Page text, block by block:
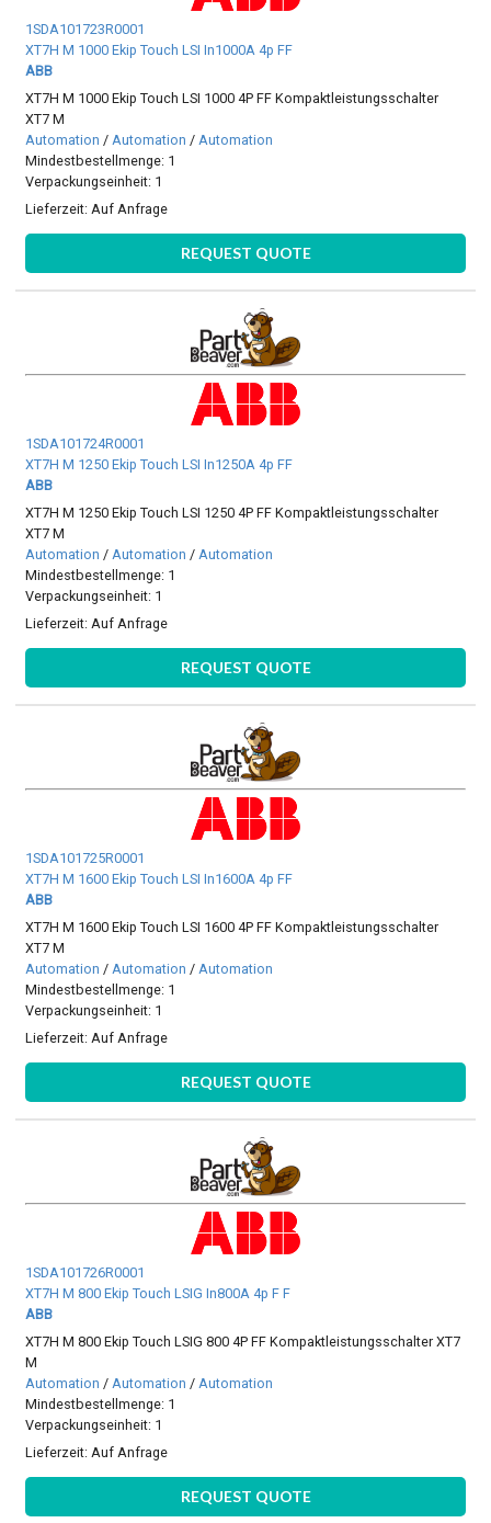
1SDA101723R0001
XT7H M 1000 Ekip Touch LSI In1000A 4p FF
ABB
XT7H M 1000 Ekip Touch LSI 1000 4P FF Kompaktleistungsschalter
XT7 M
Automation /Automation /Automation
Mindestbestellmenge: 1
Verpackungseinheit: 1
Lieferzeit:Auf Anfrage
REQUEST QUOTE
1SDA101724R0001
XT7H M 1250 Ekip Touch LSI In1250A 4p FF
ABB
XT7H M 1250 Ekip Touch LSI 1250 4P FF Kompaktleistungsschalter
XT7 M
Automation /Automation /Automation
Mindestbestellmenge: 1
Verpackungseinheit: 1
Lieferzeit:Auf Anfrage
REQUEST QUOTE
1SDA101725R0001
XT7H M 1600 Ekip Touch LSI In1600A 4p FF
ABB
XT7H M 1600 Ekip Touch LSI 1600 4P FF Kompaktleistungsschalter
XT7 M
Automation / Automation / Automation
Mindestbestellmenge: 1
Verpackungseinheit: 1
Lieferzeit:Auf Anfrage
REQUEST QUOTE
1SDA101726R0001
XT7H M 800 Ekip Touch LSIG In800A 4p F F
ABB
XT7H M 800 Ekip Touch LSIG 800 4P FF Kompaktleistungsschalter XT7
M
Automation / Automation / Automation
Mindestbestellmenge: 1
Verpackungseinheit: 1
Lieferzeit:Auf Anfrage
REQUEST QUOTE